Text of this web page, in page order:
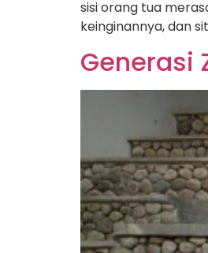
sisi orang tua
keinginannya, dan
Generasi